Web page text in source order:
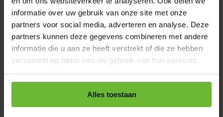
informatie over uw gebruik van onze site met onze
partners voor social media, adverteren en analyse. Deze
partners kunnen deze gegevens combineren met andere
informatie die u aan ze heeft verstrekt of die ze hebben
verzameld op basis van uw gebruik van hun services.
Alles toestaan
Strooibus 250 gram
Art# 16874Z
Op voorraad
€5,90
Art# 16874K
Op voorraad
€14,85
Baal a 20 kilo
Art# 16874BULK
€224,00